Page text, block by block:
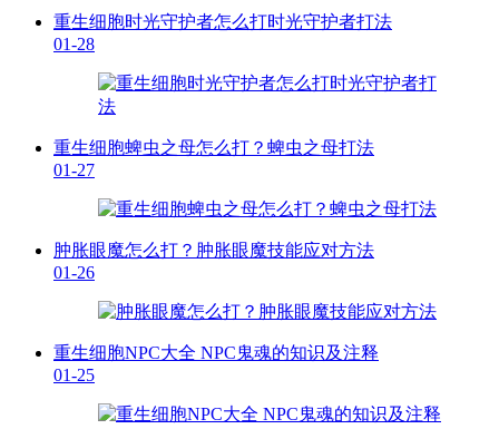
重生细胞时光守护者怎么打时光守护者打法
01-28
重生细胞蜱虫之母怎么打？蜱虫之母打法
01-27
肿胀眼魔怎么打？肿胀眼魔技能应对方法
01-26
重生细胞NPC大全 NPC鬼魂的知识及注释
01-25